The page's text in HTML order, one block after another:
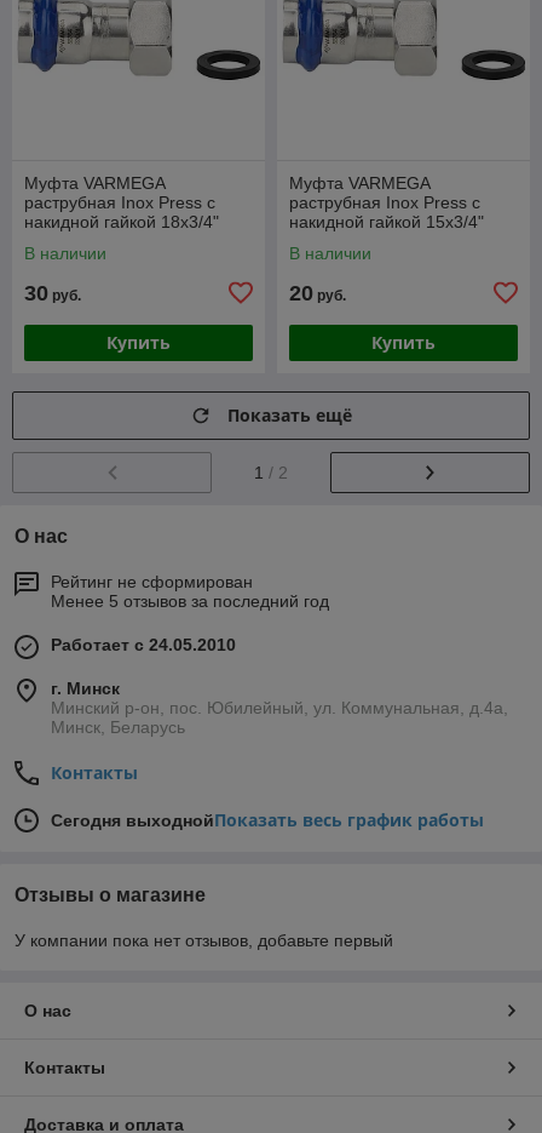
Муфта VARMEGA
раструбная Inox Press с
накидной гайкой 18x3/4"
В наличии
30 руб.
Купить
Муфта VARMEGA
раструбная Inox Press с
накидной гайкой 15x3/4"
В наличии
20 руб.
Купить
Показать ещё
1 / 2
О нас
Рейтинг не сформирован
Менее 5 отзывов за последний год
Работает с 24.05.2010
г. Минск
Минский р-он, пос. Юбилейный, ул. Коммунальная, д.4а,
Минск, Беларусь
Контакты
Сегодня выходнойПоказать весь график работы
Отзывы о магазине
У компании пока нет отзывов, добавьте первый
О нас
Контакты
Доставка и оплата